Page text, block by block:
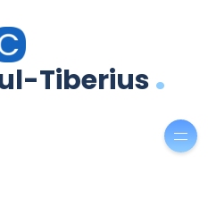
Tiberius.